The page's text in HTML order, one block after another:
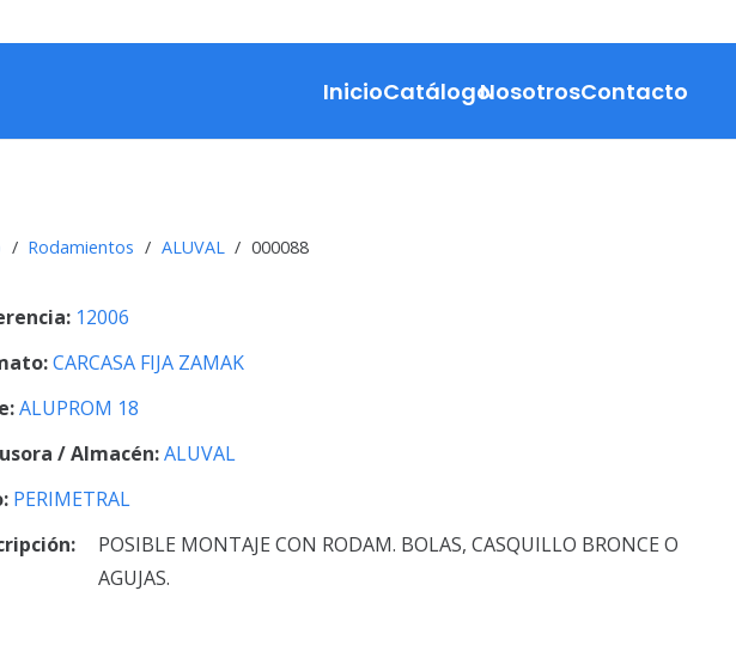
InicioCatálogoNosotrosContacto
/ Rodamientos / ALUVAL / 000088
12006
CARCASA FIJA ZAMAK
ALUPROM 18
/ Almacén:ALUVAL
PERIMETRAL
POSIBLE MONTAJE CON RODAM. BOLAS, CASQUILLO BRONCE O
AGUJAS.